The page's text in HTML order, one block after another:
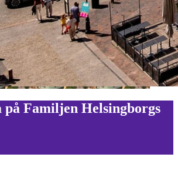
på Familjen Helsingborgs